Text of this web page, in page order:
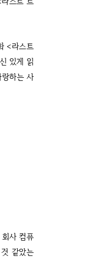
<라스트
있게 읽
하는 사
사 컴퓨
같았는